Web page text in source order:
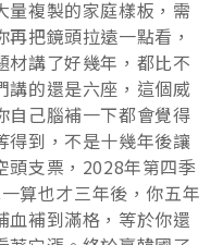
量複製的家庭樣板，需
把鏡頭拉遠一點看，
材講了好幾年，都比不
講的還是六座，這個威
自己腦補一下都會覺得
得到，不是十幾年後讓
頭支票，2028年第四季
算也才三年後，你五年
血補到滿格，等於你還